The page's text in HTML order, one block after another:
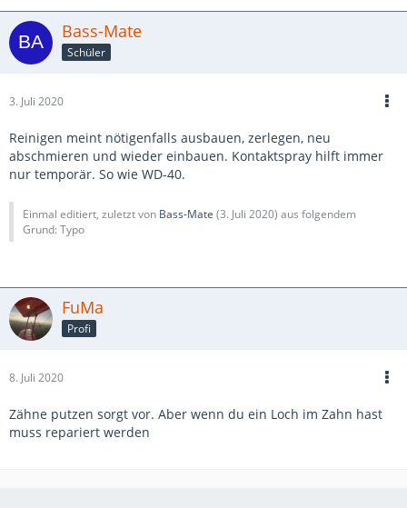
Bass-Mate
Schüler
3. Juli 2020
Reinigen meint nötigenfalls ausbauen, zerlegen, neu
abschmieren und wieder einbauen. Kontaktspray hilft immer
nur temporär. So wie WD-40.
Einmal editiert, zuletzt von Bass-Mate (3. Juli 2020) aus folgendem
Grund: Typo
FuMa
Profi
8. Juli 2020
Zähne putzen sorgt vor. Aber wenn du ein Loch im Zahn hast
muss repariert werden